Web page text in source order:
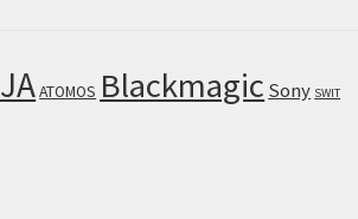
ATOMOS Blackmagic Sony SWIT